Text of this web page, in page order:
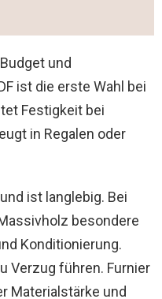
und
ist die erste Wahl bei
Festigkeit bei
in Regalen oder
ist langlebig. Bei
besondere
Konditionierung.
Verzug führen. Furnier
Materialstärke und